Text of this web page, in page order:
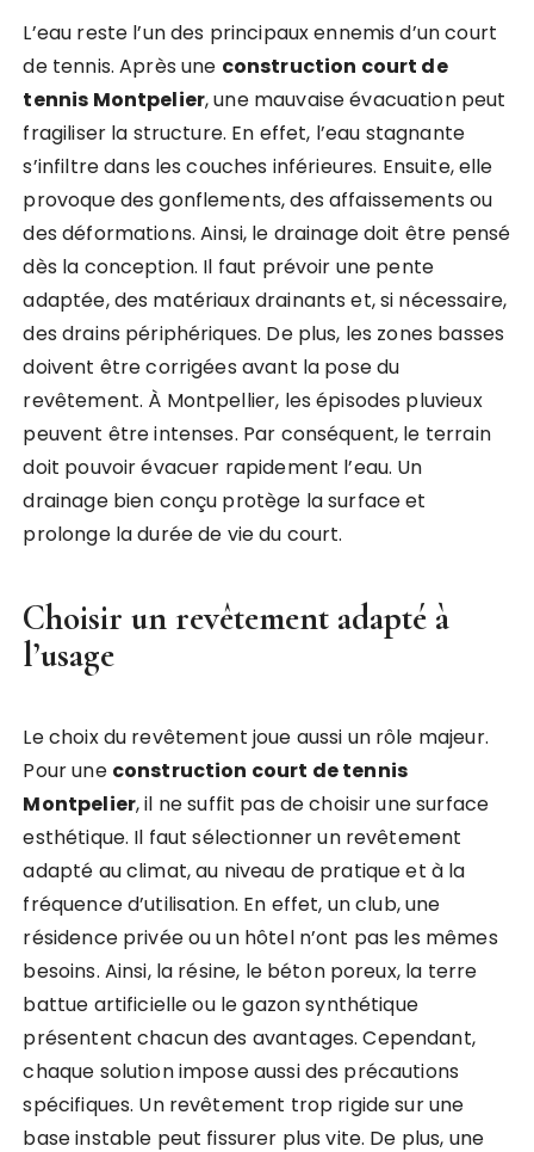
L’eau reste l’un des principaux ennemis d’un court
de tennis. Après une construction court de
tennis Montpelier, une mauvaise évacuation peut
fragiliser la structure. En effet, l’eau stagnante
s’infiltre dans les couches inférieures. Ensuite, elle
provoque des gonflements, des affaissements ou
des déformations. Ainsi, le drainage doit être pensé
dès la conception. Il faut prévoir une pente
adaptée, des matériaux drainants et, si nécessaire,
des drains périphériques. De plus, les zones basses
doivent être corrigées avant la pose du
revêtement. À Montpellier, les épisodes pluvieux
peuvent être intenses. Par conséquent, le terrain
doit pouvoir évacuer rapidement l’eau. Un
drainage bien conçu protège la surface et
prolonge la durée de vie du court.
Choisir un revêtement adapté à
l’usage
Le choix du revêtement joue aussi un rôle majeur.
Pour une construction court de tennis
Montpelier, il ne suffit pas de choisir une surface
esthétique. Il faut sélectionner un revêtement
adapté au climat, au niveau de pratique et à la
fréquence d’utilisation. En effet, un club, une
résidence privée ou un hôtel n’ont pas les mêmes
besoins. Ainsi, la résine, le béton poreux, la terre
battue artificielle ou le gazon synthétique
présentent chacun des avantages. Cependant,
chaque solution impose aussi des précautions
spécifiques. Un revêtement trop rigide sur une
base instable peut fissurer plus vite. De plus, une